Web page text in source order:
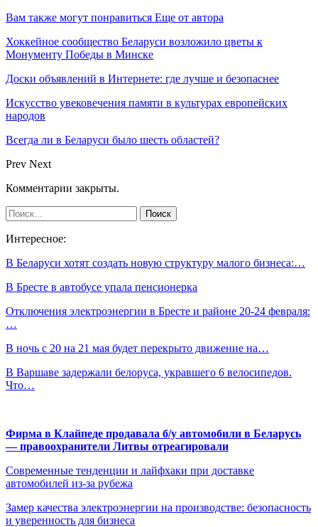
Вам также могут понравиться Еще от автора
Хоккейное сообщество Беларуси возложило цветы к
Монументу Победы в Минске
Доски объявлений в Интернете: где лучше и безопаснее
Искусство увековечения памяти в культурах европейских
народов
Всегда ли в Беларуси было шесть областей?
Prev Next
Комментарии закрыты.
Интересное:
В Беларуси хотят создать новую структуру малого бизнеса:…
В Бресте в автобусе упала пенсионерка
Отключения электроэнергии в Бресте и районе 20-24 февраля:
…
В ночь с 20 на 21 мая будет перекрыто движение на…
В Варшаве задержали белоруса, укравшего 6 велосипедов.
Что…
Фирма в Клайпеде продавала б/у автомобили в Беларусь
— правоохранители Литвы отреагировали
Современные тенденции и лайфхаки при доставке
автомобилей из-за рубежа
Замер качества электроэнергии на производстве: безопасность
и уверенность для бизнеса